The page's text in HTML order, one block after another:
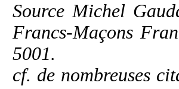
Source Michel
Francs-Maçons
5001.
cf. de nombreuses